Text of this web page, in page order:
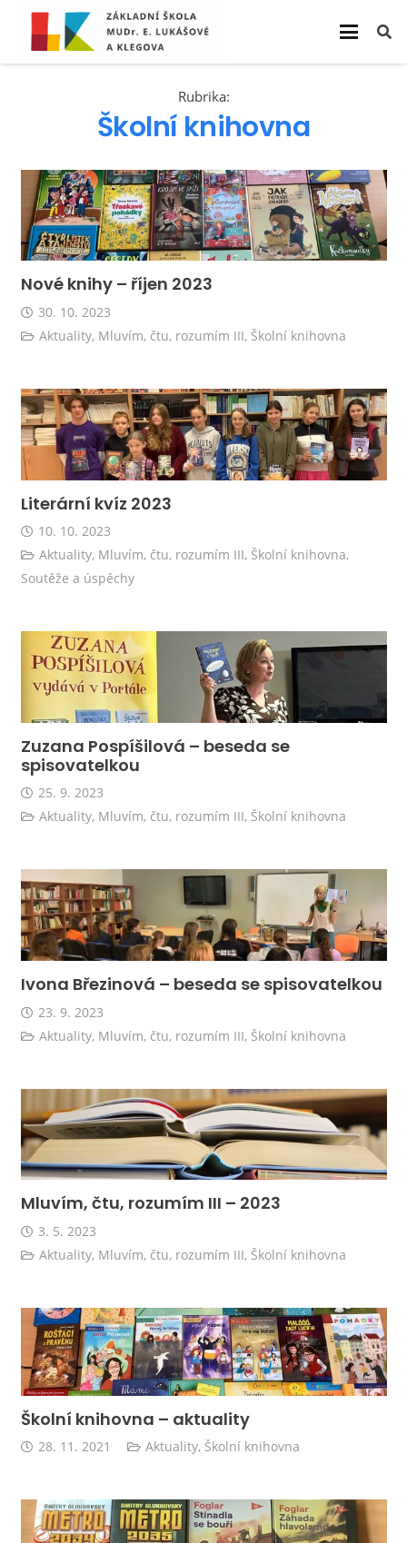
Rubrika:
Školní knihovna
Nové knihy – říjen 2023
30. 10. 2023
Aktuality, Mluvím, čtu, rozumím III, Školní knihovna
Literární kvíz 2023
10. 10. 2023
Aktuality, Mluvím, čtu, rozumím III, Školní knihovna,
Soutěže a úspěchy
Zuzana Pospíšilová – beseda se
spisovatelkou
25. 9. 2023
Aktuality, Mluvím, čtu, rozumím III, Školní knihovna
Ivona Březinová – beseda se spisovatelkou
23. 9. 2023
Aktuality, Mluvím, čtu, rozumím III, Školní knihovna
Mluvím, čtu, rozumím III – 2023
3. 5. 2023
Aktuality, Mluvím, čtu, rozumím III, Školní knihovna
Školní knihovna – aktuality
28. 11. 2021 Aktuality, Školní knihovna